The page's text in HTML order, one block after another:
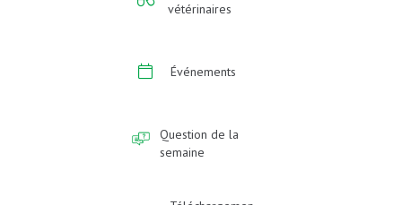
vétérinaires
Événements
Question de la
semaine